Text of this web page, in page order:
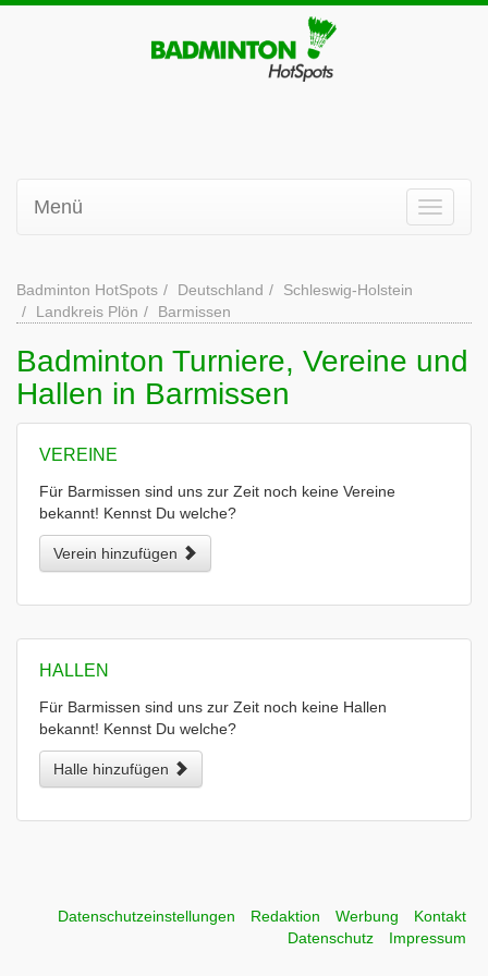
Menü
Badminton HotSpots Deutschland
Schleswig-Holstein
Landkreis Plön
Barmissen
Badminton Turniere, Vereine und
Hallen in Barmissen
VEREINE
Für Barmissen sind uns zur Zeit noch keine Vereine
bekannt! Kennst Du welche?
Verein hinzufügen
HALLEN
Für Barmissen sind uns zur Zeit noch keine Hallen
bekannt! Kennst Du welche?
Halle hinzufügen
Datenschutzeinstellungen Redaktion Werbung
Kontakt
Datenschutz
Impressum